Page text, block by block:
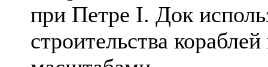
при Петре I. Док
строительства